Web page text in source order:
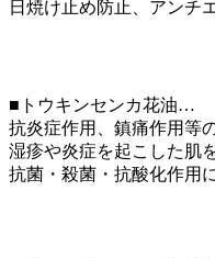
日焼け止め防止、アンチ
■トウキンセンカ花油…
抗炎症作用、鎮痛作用等
湿疹や炎症を起こした肌
抗菌・殺菌・抗酸化作用に